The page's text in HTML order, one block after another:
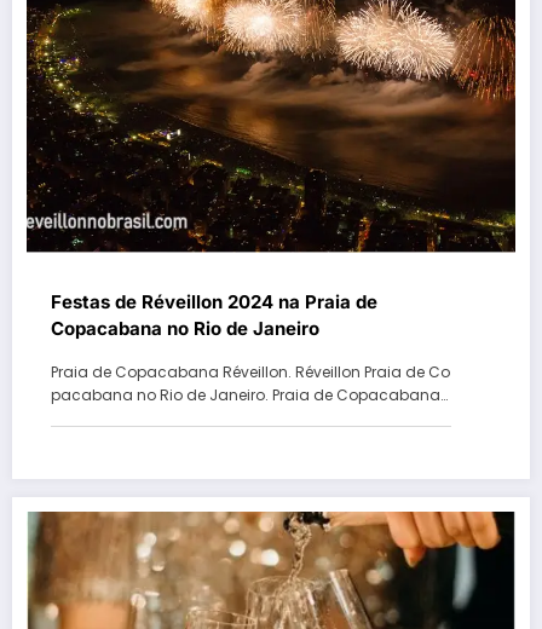
Festas de Réveillon 2024 na Praia de
Copacabana no Rio de Janeiro
Praia de Copacabana Réveillon. Réveillon Praia de Co
pacabana no Rio de Janeiro. Praia de Copacabana…